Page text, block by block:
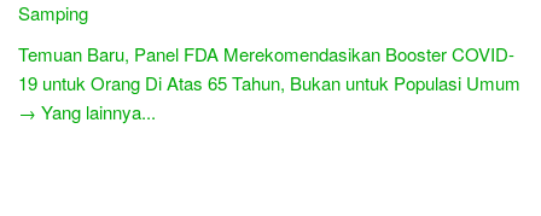
Samping
Temuan Baru, Panel FDA Merekomendasikan Booster COVID-
19 untuk Orang Di Atas 65 Tahun, Bukan untuk Populasi Umum
→ Yang lainnya...